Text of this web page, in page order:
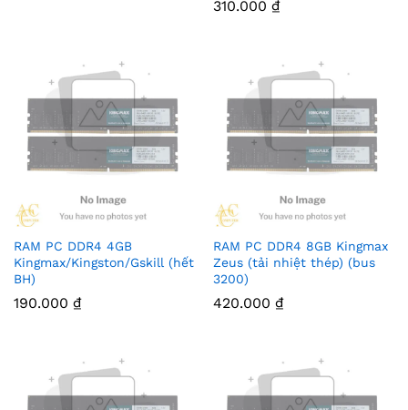
310.000 ₫
RAM PC DDR4 4GB
Kingmax/Kingston/Gskill (hết
BH)
190.000 ₫
RAM PC DDR4 8GB Kingmax
Zeus (tải nhiệt thép) (bus
3200)
420.000 ₫